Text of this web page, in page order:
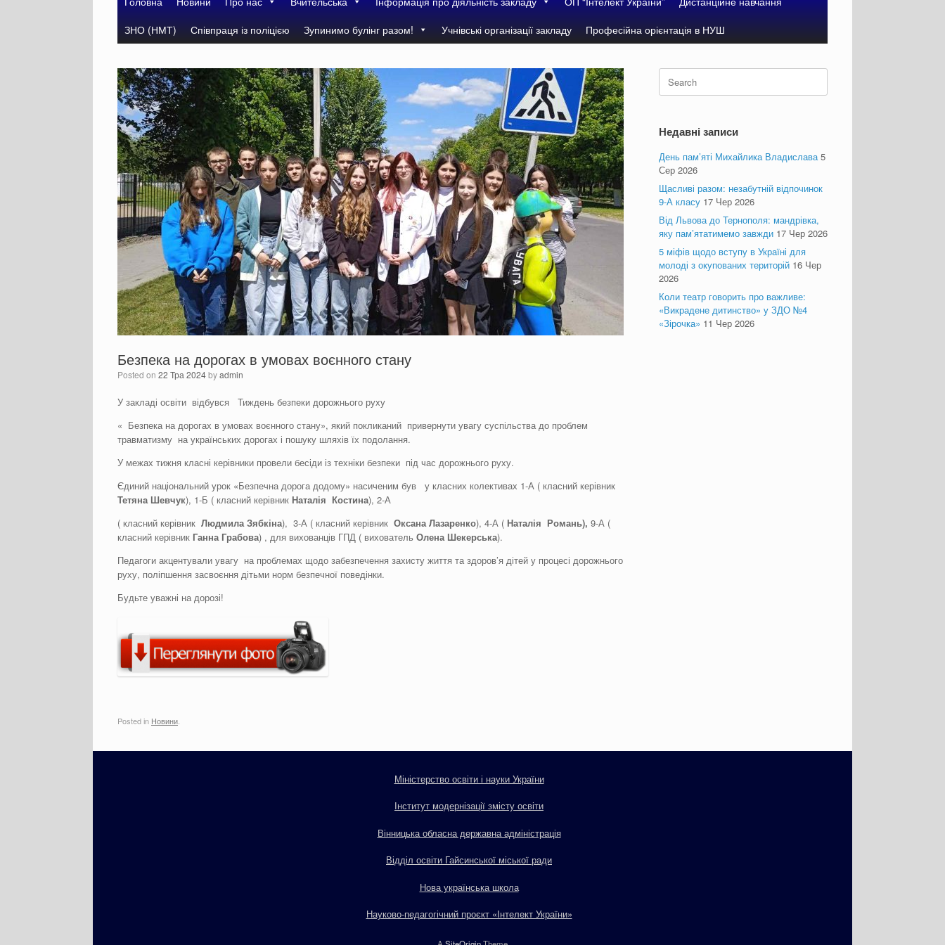
ЗНО (НМТ)
Співпраця із поліцією Зупинимо булінг разом! Учнівські організації закладу Професійна орієнтація в НУШ
Безпека на дорогах в умовах воєнного стану
Posted on 22 Тра 2024byadmin
У закладі освіти відбувся Тиждень безпеки дорожнього руху
« Безпека на дорогах в умовах воєнного стану», який покликаний привернути увагу суспільства до проблем
травматизму на українських дорогах і пошуку шляхів їх подолання.
У межах тижня класні керівники провели бесіди із техніки безпеки під час дорожнього руху.
Єдиний національний урок «Безпечна дорога додому» насиченим був у класних колективах 1-А ( класний керівник
Тетяна Шевчук), 1-Б ( класний керівник Наталія Костина), 2-А
( класний керівник ЛюдмилаЗябкіна), 3-А ( класний керівник Оксана Лазаренко), 4-А ( Наталія Романь), 9-А (
класний керівник Ганна Грабова) , для вихованців ГПД ( вихователь Олена Шекерська).
Педагоги акцентували увагу на проблемах щодо забезпечення захисту життя та здоров’я дітей у процесі дорожнього
руху, поліпшення засвоєння дітьми норм безпечної поведінки.
Будьте уважні на дорозі!
Posted in Новини
Search
for:
Недавні записи
День пам’яті Михайлика Владислава 5
Сер 2026
Щасливі разом: незабутній відпочинок
9-А класу 17 Чер 2026
Від Львова до Тернополя: мандрівка,
яку пам’ятатимемо завжди 17 Чер 2026
5 міфів щодо вступу в Україні для
молоді з окупованих територій 16 Чер
2026
Коли театр говорить про важливе:
«Викрадене дитинство» у ЗДО №4
«Зірочка» 11 Чер 2026
Міністерство освіти і науки України
Інститут модернізації змісту освіти
Вінницька обласна державна адміністрація
Відділ освіти Гайсинської міської ради
Нова українська школа
Науково-педагогічний проєкт «Інтелект України»